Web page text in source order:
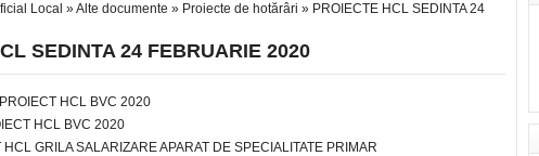
Local »Alte documente » Proiecte de hotărâri » PROIECTE HCL SEDINTA 24
SEDINTA 24 FEBRUARIE 2020
HCL BVC 2020
HCL BVC 2020
GRILA SALARIZARE APARAT DE SPECIALITATE PRIMAR